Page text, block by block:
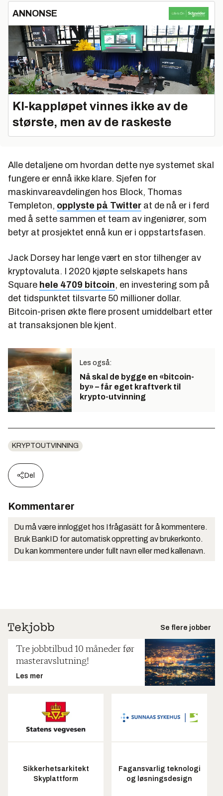
ANNONSE
KI‑kappløpet vinnes ikke av de
største, men av de raskeste
Alle detaljene om hvordan dette nye systemet skal
fungere er ennå ikke klare. Sjefen for
maskinvareavdelingen hos Block, Thomas
Templeton, opplyste på Twitter at de nå er i ferd
med å sette sammen et team av ingeniører, som
betyr at prosjektet ennå kun er i oppstartsfasen.
Jack Dorsey har lenge vært en stor tilhenger av
kryptovaluta. I 2020 kjøpte selskapets hans
Square hele 4709 bitcoin, en investering som på
det tidspunktet tilsvarte 50 millioner dollar.
Bitcoin-prisen økte flere prosent umiddelbart etter
at transaksjonen ble kjent.
Les også:
Nå skal de bygge en «bitcoin-
by» – får eget kraftverk til
krypto-utvinning
KRYPTOUTVINNING
Del
Kommentarer
Du må være innlogget hos Ifrågasätt for å kommentere.
Bruk BankID for automatisk oppretting av brukerkonto.
Du kan kommentere under fullt navn eller med kallenavn.
Se flere jobber
Tre jobbtilbud 10 måneder før
masteravslutning!
Les mer
Sikkerhetsarkitekt
Skyplattform
Fagansvarlig teknologi
og løsningsdesign